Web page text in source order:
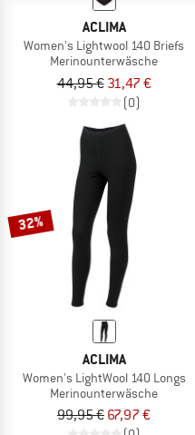
ACLIMA
Women's Lightwool 140 Briefs
Merinounterwäsche
44,95 € 31,47 €
(0)
32%
ACLIMA
Women's LightWool 140 Longs
Merinounterwäsche
99,95 € 67,97 €